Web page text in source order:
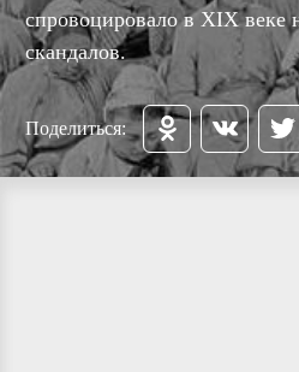
спровоцировало в XIX веке
скандалов.
Поделиться: